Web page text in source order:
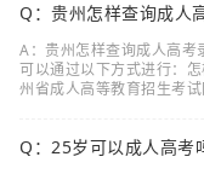
Q：贵州怎样查询成人
A：贵州怎样查询成人高考
可以通过以下方式进行：
州省成人高等教育招生考
Q：25岁可以成人高考